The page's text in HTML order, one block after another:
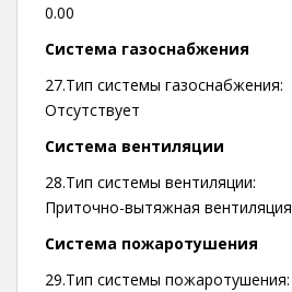
0.00
Система газоснабжения
27.Тип системы газоснабжения:
Отсутствует
Система вентиляции
28.Тип системы вентиляции:
Приточно-вытяжная вентиляция
Система пожаротушения
29.Тип системы пожаротушения: